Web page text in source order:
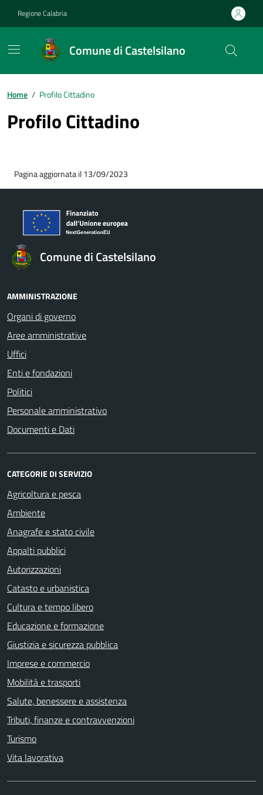
Regione Calabria
Comune di Castelsilano
Home / Profilo Cittadino
Profilo Cittadino
Pagina aggiornata il 13/09/2023
Comune di Castelsilano
AMMINISTRAZIONE
Organi di governo
Aree amministrative
Uffici
Enti e fondazioni
Politici
Personale amministrativo
Documenti e Dati
CATEGORIE DI SERVIZIO
Agricoltura e pesca
Ambiente
Anagrafe e stato civile
Appalti pubblici
Autorizzazioni
Catasto e urbanistica
Cultura e tempo libero
Educazione e formazione
Giustizia e sicurezza pubblica
Imprese e commercio
Mobilità e trasporti
Salute, benessere e assistenza
Tributi, finanze e contravvenzioni
Turismo
Vita lavorativa